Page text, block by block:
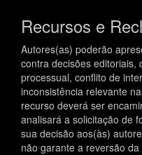
Recursos e
Autores(as) poderão
contra decisões editoriais,
processual, conflito de
inconsistência relevante
recurso deverá ser
analisará a solicitação de
sua decisão aos(às)
não garante a reversão